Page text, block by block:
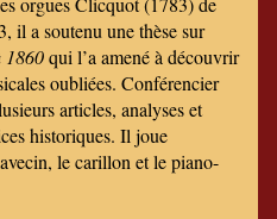
il a soutenu une thèse sur
1860qui l’a amené à découvrir
oubliées. Conférencier
articles, analyses et
historiques. Il joue
le carillon et le piano-